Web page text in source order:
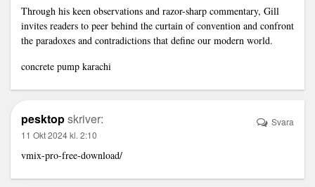
Through his keen observations and razor-sharp commentary, Gill
invites readers to peer behind the curtain of convention and confront
the paradoxes and contradictions that define our modern world.
concrete pump karachi
pesktopskriver:
11 Okt 2024 kl. 2:10
vmix-pro-free-download/
Svara